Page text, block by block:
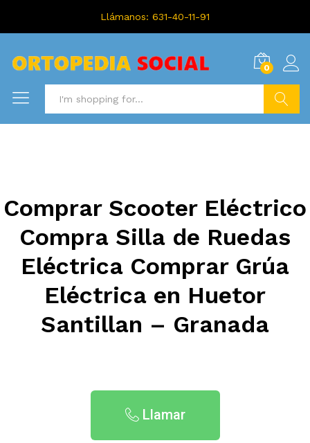
Llámanos: 631-40-11-91
0
Comprar Scooter Eléctrico
Compra Silla de Ruedas
Eléctrica Comprar Grúa
Eléctrica en Huetor
Santillan – Granada
Llamar